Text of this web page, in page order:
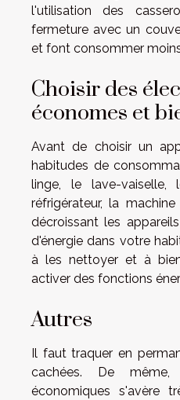
l'utilisation des
fermeture avec un
et font consommer
Choisir des
économes et
Avant de choisir un
habitudes de
linge, le lave-vaiselle,
réfrigérateur, la
décroissant les
d'énergie dans votre
à les nettoyer et à
activer des fonctions
Autres
Il faut traquer en
cachées. De
économiques s'avère